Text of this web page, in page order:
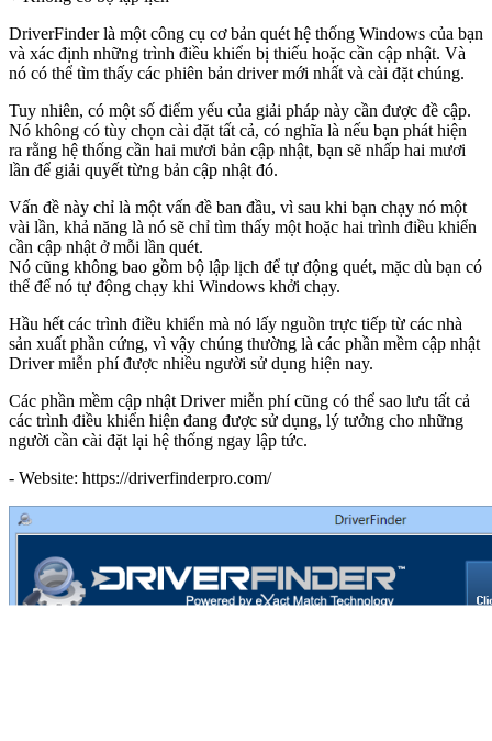
DriverFinder là một công cụ cơ bản quét hệ thống Windows của bạn
và xác định những trình điều khiển bị thiếu hoặc cần cập nhật. Và
nó có thể tìm thấy các phiên bản driver mới nhất và cài đặt chúng.
Tuy nhiên, có một số điểm yếu của giải pháp này cần được đề cập.
Nó không có tùy chọn cài đặt tất cả, có nghĩa là nếu bạn phát hiện
ra rằng hệ thống cần hai mươi bản cập nhật, bạn sẽ nhấp hai mươi
lần để giải quyết từng bản cập nhật đó.
Vấn đề này chỉ là một vấn đề ban đầu, vì sau khi bạn chạy nó một
vài lần, khả năng là nó sẽ chỉ tìm thấy một hoặc hai trình điều khiển
cần cập nhật ở mỗi lần quét.
Nó cũng không bao gồm bộ lập lịch để tự động quét, mặc dù bạn có
thể để nó tự động chạy khi Windows khởi chạy.
Hầu hết các trình điều khiển mà nó lấy nguồn trực tiếp từ các nhà
sản xuất phần cứng, vì vậy chúng thường là các phần mềm cập nhật
Driver miễn phí được nhiều người sử dụng hiện nay.
Các phần mềm cập nhật Driver miễn phí cũng có thể sao lưu tất cả
các trình điều khiển hiện đang được sử dụng, lý tưởng cho những
người cần cài đặt lại hệ thống ngay lập tức.
- Website: https://driverfinderpro.com/